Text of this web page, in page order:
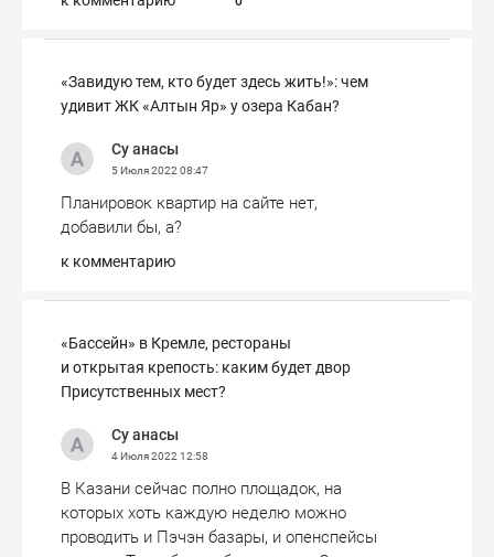
«Завидую тем, кто будет здесь жить!»: чем
удивит ЖК «Алтын Яр» у озера Кабан?
Су анасы
5 Июля 2022 08:47
Планировок квартир на сайте нет,
добавили бы, а?
к комментарию
«Бассейн» в Кремле, рестораны
и открытая крепость: каким будет двор
Присутственных мест?
Су анасы
4 Июля 2022 12:58
В Казани сейчас полно площадок, на
которых хоть каждую неделю можно
проводить и Пэчэн базары, и опенспейсы